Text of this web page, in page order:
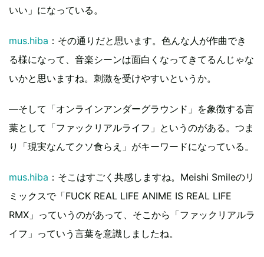
いい」になっている。
mus.hiba ：その通りだと思います。色んな人が作曲でき
る様になって、音楽シーンは面白くなってきてるんじゃな
いかと思いますね。刺激を受けやすいというか。
―そして「オンラインアンダーグラウンド」を象徴する言
葉として「ファックリアルライフ」というのがある。つま
り「現実なんてクソ食らえ」がキーワードになっている。
mus.hiba ：そこはすごく共感しますね。Meishi Smileのリ
ミックスで「FUCK REAL LIFE ANIME IS REAL LIFE
RMX」っていうのがあって、そこから「ファックリアルラ
イフ」っていう言葉を意識しましたね。